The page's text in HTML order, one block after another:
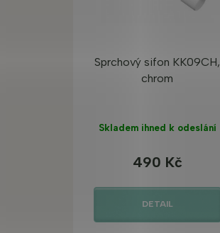
Sprchový sifon KK09CH,
chrom
Skladem ihned k odeslání
490 Kč
DETAIL